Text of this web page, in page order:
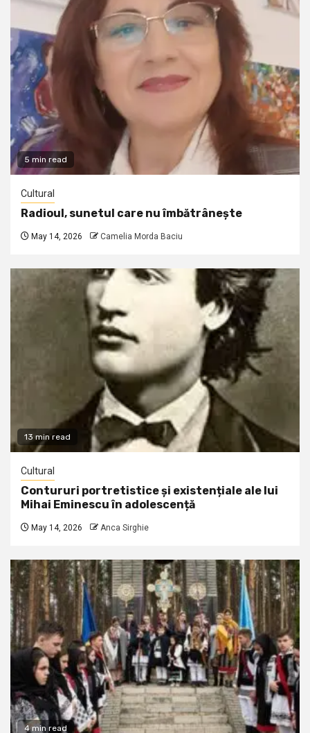
5 min read
Cultural
Radioul, sunetul care nu îmbătrânește
May 14, 2026 Camelia Morda Baciu
13 min read
Cultural
Contururi portretistice și existențiale ale lui
Mihai Eminescu în adolescență
May 14, 2026 Anca Sirghie
4 min read